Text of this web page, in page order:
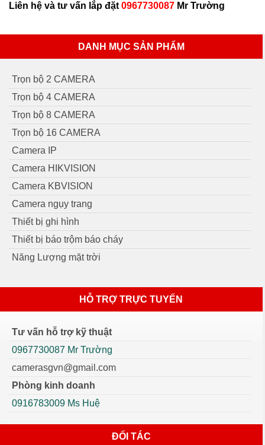
Liên hệ và tư vấn lắp đặt 0967730087 Mr Trường
DANH MỤC SẢN PHẨM
Trọn bộ 2 CAMERA
Trọn bộ 4 CAMERA
Trọn bộ 8 CAMERA
Trọn bộ 16 CAMERA
Camera IP
Camera HIKVISION
Camera KBVISION
Camera ngụy trang
Thiết bị ghi hình
Thiết bị báo trộm báo cháy
Năng Lượng mặt trời
HỖ TRỢ TRỰC TUYẾN
Tư vấn hỗ trợ kỹ thuật
0967730087 Mr Trường
camerasgvn@gmail.com
Phòng kinh doanh
0916783009 Ms Huệ
ĐỐI TÁC